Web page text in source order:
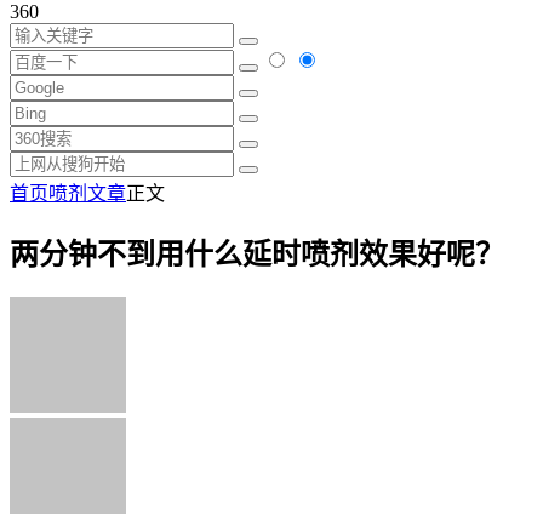
360
首页喷剂文章正文
两分钟不到用什么延时喷剂效果好呢？